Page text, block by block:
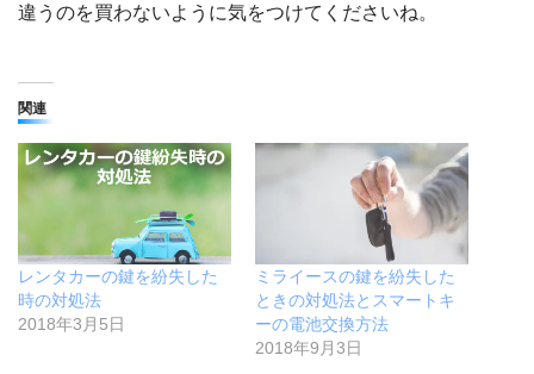
違うのを買わないように気をつけてくださいね。
関連
レンタカーの鍵を紛失した
時の対処法
2018年3月5日
ミライースの鍵を紛失した
ときの対処法とスマートキ
ーの電池交換方法
2018年9月3日